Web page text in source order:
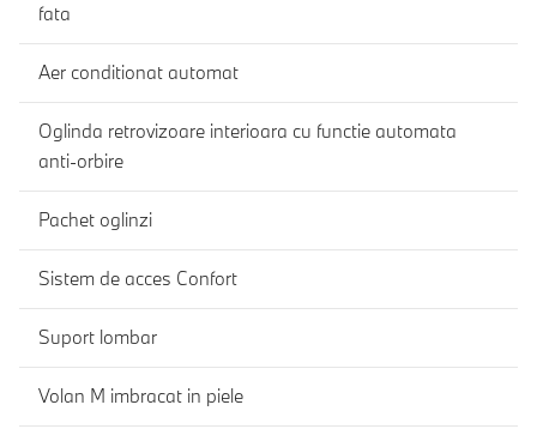
fata
Aer conditionat automat
Oglinda retrovizoare interioara cu functie automata
anti-orbire
Pachet oglinzi
Sistem de acces Confort
Suport lombar
Volan M imbracat in piele